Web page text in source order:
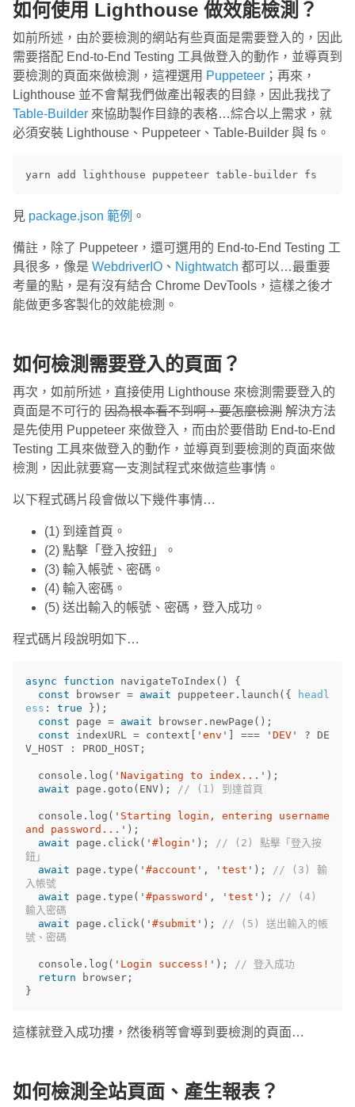
如何使用 Lighthouse 做效能檢測？
如前所述，由於要檢測的網站有些頁面是需要登入的，因此
需要搭配 End-to-End Testing 工具做登入的動作，並導頁到
要檢測的頁面來做檢測，這裡選用 Puppeteer ；再來，
Lighthouse 並不會幫我們做產出報表的目錄，因此我找了
Table-Builder 來協助製作目錄的表格…綜合以上需求，就
必須安裝 Lighthouse、Puppeteer、Table-Builder 與 fs。
見 package.json 範例 。
備註，除了 Puppeteer，還可選用的 End-to-End Testing 工
具很多，像是 WebdriverIO 、 Nightwatch 都可以…最重要
考量的點，是有沒有結合 Chrome DevTools，這樣之後才
能做更多客製化的效能檢測。
如何檢測需要登入的頁面？
再次，如前所述，直接使用 Lighthouse 來檢測需要登入的
頁面是不可行的 因為根本看不到啊，要怎麼檢測 解決方法
是先使用 Puppeteer 來做登入，而由於要借助 End-to-End
Testing 工具來做登入的動作，並導頁到要檢測的頁面來做
檢測，因此就要寫一支測試程式來做這些事情。
以下程式碼片段會做以下幾件事情…
(1) 到達首頁。
(2) 點擊「登入按鈕」。
(3) 輸入帳號、密碼。
(4) 輸入密碼。
(5) 送出輸入的帳號、密碼，登入成功。
程式碼片段說明如下…
async function navigateToIndex ()
{
const
browser = await puppeteer . launch ({
headl
ess : true
});
const
page = await browser . newPage ();
const
indexURL = context ' env ' === ' DEV ' ?
DE
V_HOST
: PROD_HOST ;
console . log ( ' Navigating to index... ' );
await
page . goto ( ENV ); // (1) 到達首頁
console . log ( ' Starting login, entering username
and password... ' );
await
page . click( ' #login ' );
// (2) 點擊「登入按
鈕」
await
page . type ( ' #account ' , ' test ' );
// (3) 輸
入帳號
await
page . type ( ' #password ' , ' test ' );
// (4)
輸入密碼
await
page . click( ' #submit ' );
// (5) 送出輸入的帳
號、密碼
console . log ( ' Login success! ' );
// 登入成功
return
browser ;
}
這樣就登入成功摟，然後稍等會導到要檢測的頁面…
如何檢測全站頁面、產生報表？